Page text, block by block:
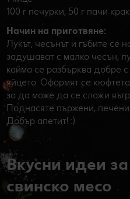
100 г печурки, 50 г пачи
Начин на приготвяне:
Лукът, чесънът и гъбите се
задушават с малко чесън,
кайма се разбърква добре
яйцето. Оформят се
за да може да се сложи
Поднасяте пържени, печени
Добър апетит! :)
Вкусни идеи
свинско месо